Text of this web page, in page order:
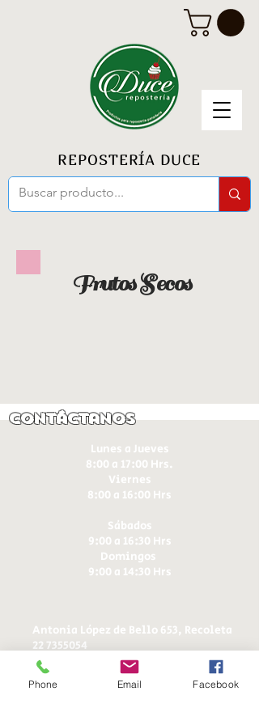
REPOSTERÍA DUCE
Frutos Secos
Contáctanos
Lunes a Jueves
8:00 a 17:00 Hrs.
Viernes
8:00 a 16:00 Hrs​
Sábados
9:00 a 16:30 Hrs
Domingos
9:00 a 14:30 Hrs
Antonia López de Bello 653, Recoleta
22 7355054
22 7375725
+56 9 75224598
ducereposteria@gmail.com
Phone Email Facebook